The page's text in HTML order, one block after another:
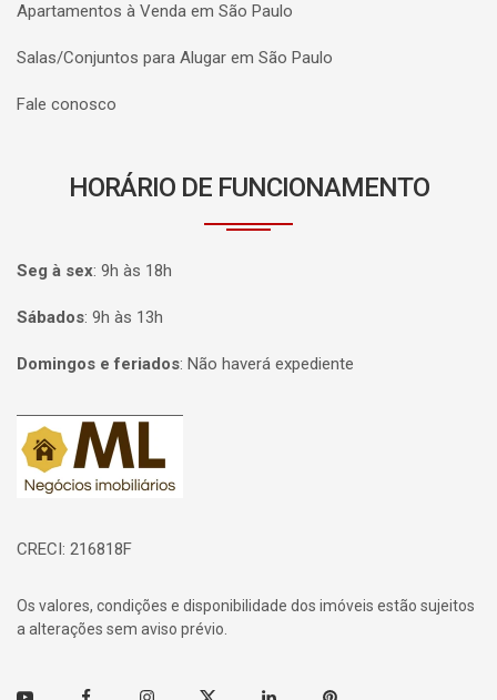
Apartamentos à Venda em São Paulo
Salas/Conjuntos para Alugar em São Paulo
Fale conosco
HORÁRIO DE FUNCIONAMENTO
Seg à sex: 9h às 18h
Sábados: 9h às 13h
Domingos e feriados: Não haverá expediente
Página inicial
CRECI: 216818F
Os valores, condições e disponibilidade dos imóveis estão sujeitos
a alterações sem aviso prévio.